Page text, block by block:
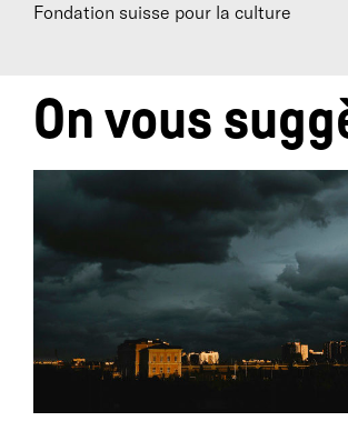
Fondation suisse pour la culture
On vous